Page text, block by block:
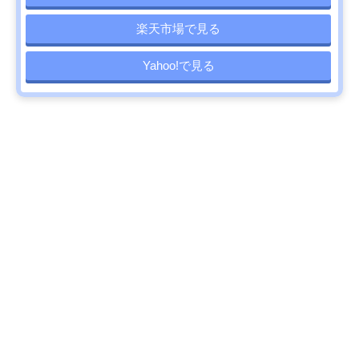
楽天市場で見る
Yahoo!で見る